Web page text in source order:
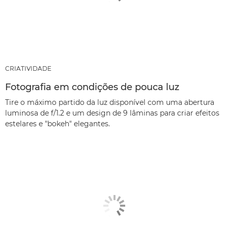
CRIATIVIDADE
Fotografia em condições de pouca luz
Tire o máximo partido da luz disponível com uma abertura
luminosa de f/1.2 e um design de 9 lâminas para criar efeitos
estelares e "bokeh" elegantes.